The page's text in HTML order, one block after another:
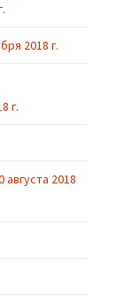
2018 г.
г.
2018